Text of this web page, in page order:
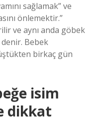
sağlamak” ve
önlemektir.”
ve aynı anda göbek
denir. Bebek
birkaç gün
isim
dikkat